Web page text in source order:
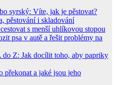
syrský: Víte, jak je pěstovat?
pěstování i skladování
s menší uhlíkovou stopou
psa v autě a řešit problémy na
do Z: Jak docílit toho, aby papriky
překonat a jaké jsou jeho